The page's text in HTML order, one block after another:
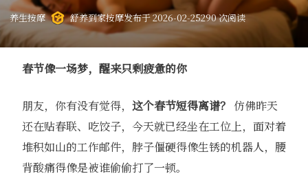
养生按摩 舒养到家按摩发布于 2026-02-25290 次阅读
春节像一场梦，醒来只剩疲惫的你
朋友，你有没有觉得， 这个春节短得离谱？ 仿佛昨天
还在贴春联、吃饺子，今天就已经坐在工位上，面对着
堆积如山的工作邮件，脖子僵硬得像生锈的机器人，腰
背酸痛得像是被谁偷偷打了一顿。